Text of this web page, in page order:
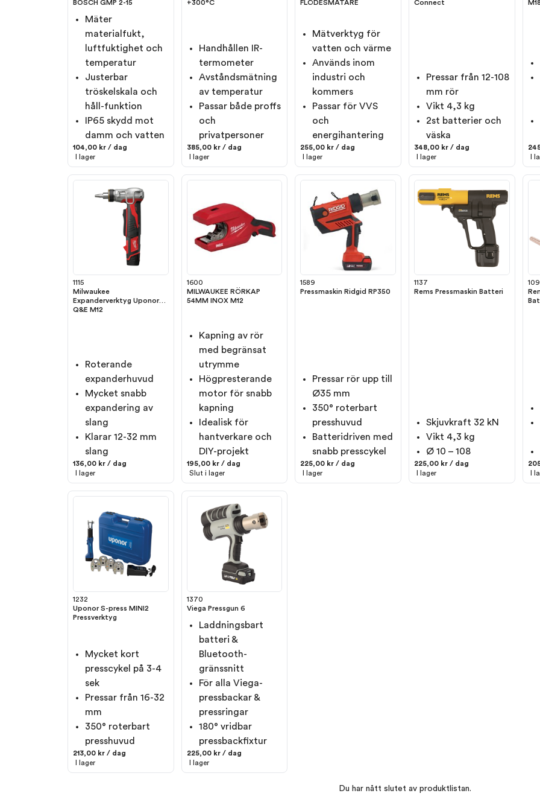
BOSCH GMP 2-15
Mäter
materialfukt,
luftfuktighet och
temperatur
Justerbar
tröskelskala och
håll-funktion
IP65 skydd mot
damm och vatten
104,00 kr / dag
I lager
+300°C
Handhållen IR-
termometer
Avståndsmätning
av temperatur
Passar både proffs
och
privatpersoner
385,00 kr / dag
I lager
FLÖDESMÄTARE
Mätverktyg för
vatten och värme
Används inom
industri och
kommers
Passar för VVS
och
energihantering
255,00 kr / dag
I lager
Connect
Pressar från 12-108
mm rör
Vikt 4,3 kg
2st batterier och
väska
348,00 kr / dag
I lager
I
1115
Milwaukee
Expanderverktyg Uponor
Q&E M12
Roterande
expanderhuvud
Mycket snabb
expandering av
slang
Klarar 12-32 mm
slang
136,00 kr / dag
I lager
1600
MILWAUKEE RÖRKAP
54MM INOX M12
Kapning av rör
med begränsat
utrymme
Högpresterande
motor för snabb
kapning
Idealisk för
hantverkare och
DIY-projekt
195,00 kr / dag
Slut i lager
1589
Pressmaskin Ridgid RP350
Pressar rör upp till
Ø35 mm
350° roterbart
presshuvud
Batteridriven med
snabb presscykel
225,00 kr / dag
I lager
1137
Rems Pressmaskin Batteri
Skjuvkraft 32 kN
Vikt 4,3 kg
Ø 10 – 108
225,00 kr / dag
I lager
I
1232
Uponor S-press MINI2
Pressverktyg
Mycket kort
presscykel på 3-4
sek
Pressar från 16-32
mm
350° roterbart
presshuvud
213,00 kr / dag
I lager
1370
Viega Pressgun 6
Laddningsbart
batteri &
Bluetooth-
gränssnitt
För alla Viega-
pressbackar &
pressringar
180° vridbar
pressbackfixtur
225,00 kr / dag
I lager
Du har nått slutet av produktlistan.